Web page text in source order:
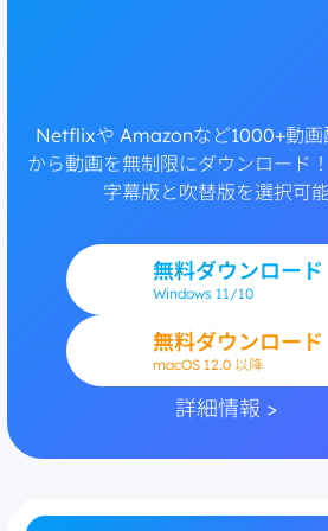
Netflixや Amazonなど1000+動画
から動画を無制限にダウンロード！
字幕版と吹替版を選択可能
無料ダウンロード
Windows 11/10
無料ダウンロード
macOS 12.0 以降
詳細情報 >